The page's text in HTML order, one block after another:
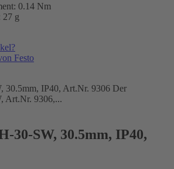
0.14 Nm
27 g
Festo
30.5mm, IP40, Art.Nr. 9306 Der
Art.Nr. 9306,...
30-SW, 30.5mm, IP40,